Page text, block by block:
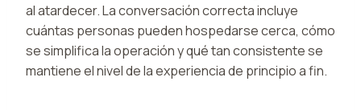
al atardecer. La conversación correcta incluye
cuántas personas pueden hospedarse cerca, cómo
se simplifica la operación y qué tan consistente se
mantiene el nivel de la experiencia de principio a fin.